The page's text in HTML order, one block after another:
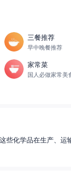
三餐推荐
早中晚餐推荐
家常菜
国人必做家常美
化学品在生产、